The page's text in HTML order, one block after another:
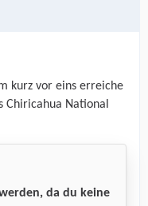
kurz vor eins erreiche
Chiricahua National
da du keine